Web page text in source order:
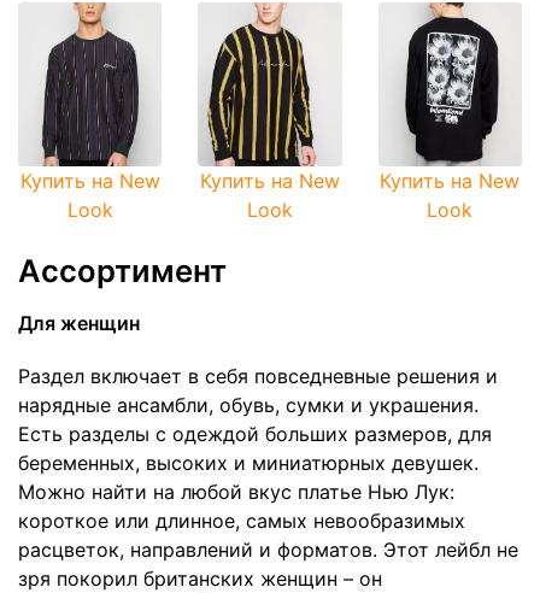
Купить на New
Look
Купить на New
Look
Купить на New
Look
Ассортимент
Для женщин
Раздел включает в себя повседневные решения и
нарядные ансамбли, обувь, сумки и украшения.
Есть разделы с одеждой больших размеров, для
беременных, высоких и миниатюрных девушек.
Можно найти на любой вкус платье Нью Лук:
короткое или длинное, самых невообразимых
расцветок, направлений и форматов. Этот лейбл не
зря покорил британских женщин – он